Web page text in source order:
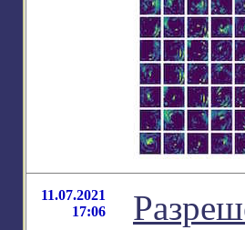
11.07.2021
17:06